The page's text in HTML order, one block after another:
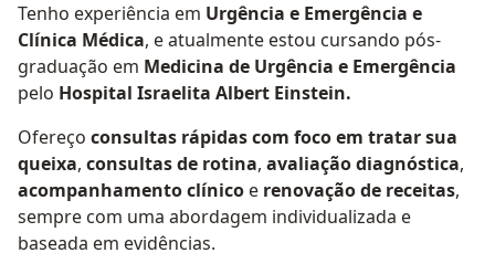
Tenho experiência em Urgência e Emergência e
Clínica Médica, e atualmente estou cursando pós-
graduação em Medicina de Urgência e Emergência
pelo Hospital Israelita Albert Einstein.
Ofereço consultas rápidas com foco em tratar sua
queixa, consultas de rotina, avaliação diagnóstica,
acompanhamento clínico e renovação de receitas,
sempre com uma abordagem individualizada e
baseada em evidências.